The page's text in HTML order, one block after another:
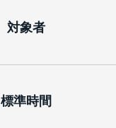
対象者
標準時間